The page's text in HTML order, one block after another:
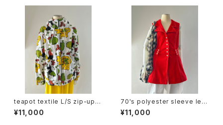
teapot textile L/S zip-up h
oodie
¥11,000
70's polyester sleeve les
s tops
¥11,000